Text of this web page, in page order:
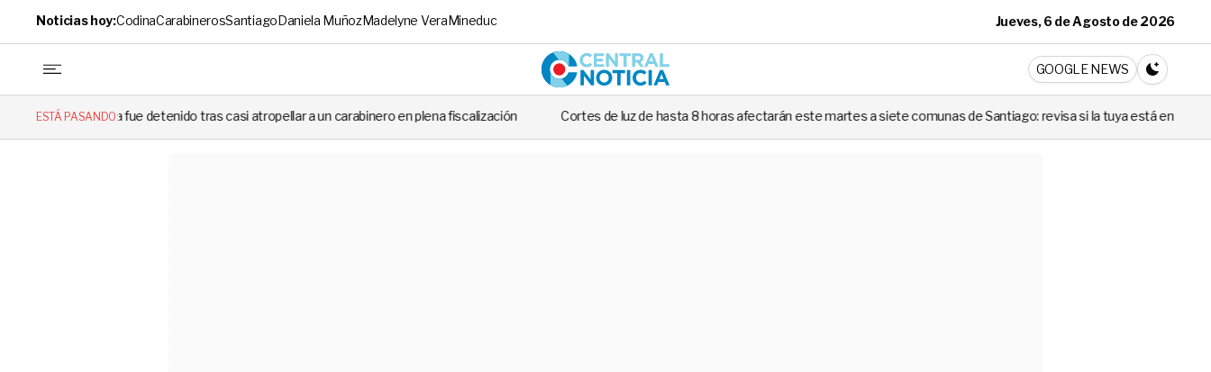
Noticias hoy:CodinaCarabinerosSantiagoDaniela MuñozMadelyne VeraMineduc Jueves, 6 de Agosto de 2026
Central Noticia
GOOGLE NEWS
CAMBIA A
ESTÁ PASANDO:
fue detenido tras casi atropellar a un carabinero en plena fiscalización Cortes de luz de hasta 8 horas afectarán este martes a siete comunas de Santiago: revisa si la tuya está en la lista Codina